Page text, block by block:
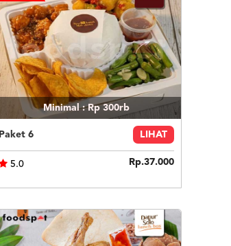
Minimal : Rp 300rb
Paket 6 LIHAT
5.0 Rp.37.000